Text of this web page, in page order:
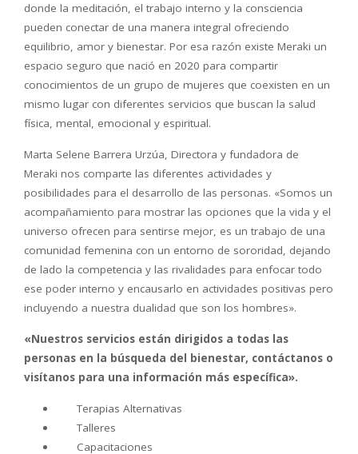
donde la meditación, el trabajo interno y la consciencia
pueden conectar de una manera integral ofreciendo
equilibrio, amor y bienestar. Por esa razón existe Meraki un
espacio seguro que nació en 2020 para compartir
conocimientos de un grupo de mujeres que coexisten en un
mismo lugar con diferentes servicios que buscan la salud
física, mental, emocional y espiritual.
Marta Selene Barrera Urzúa, Directora y fundadora de
Meraki nos comparte las diferentes actividades y
posibilidades para el desarrollo de las personas. «Somos un
acompañamiento para mostrar las opciones que la vida y el
universo ofrecen para sentirse mejor, es un trabajo de una
comunidad femenina con un entorno de sororidad, dejando
de lado la competencia y las rivalidades para enfocar todo
ese poder interno y encausarlo en actividades positivas pero
incluyendo a nuestra dualidad que son los hombres».
«Nuestros servicios están dirigidos a todas las
personas en la búsqueda del bienestar, contáctanos o
visítanos para una información más específica».
Terapias Alternativas
Talleres
Capacitaciones